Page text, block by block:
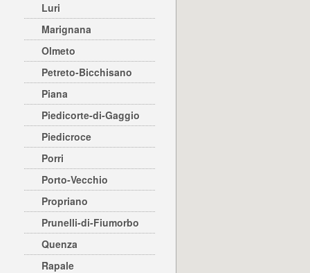
Luri
Marignana
Olmeto
Petreto-Bicchisano
Piana
Piedicorte-di-Gaggio
Piedicroce
Porri
Porto-Vecchio
Propriano
Prunelli-di-Fiumorbo
Quenza
Rapale